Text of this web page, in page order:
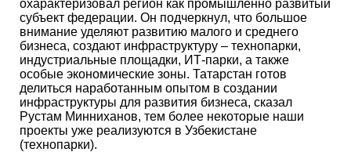
охарактеризовал регион как промышленно развитый
субъект федерации. Он подчеркнул, что большое
внимание уделяют развитию малого и среднего
бизнеса, создают инфраструктуру – технопарки,
индустриальные площадки, ИТ-парки, а также
особые экономические зоны. Татарстан готов
делиться наработанным опытом в создании
инфраструктуры для развития бизнеса, сказал
Рустам Минниханов, тем более некоторые наши
проекты уже реализуются в Узбекистане
(технопарки).